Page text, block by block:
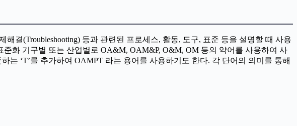
해결(Troubleshooting) 등과 관련된 프로세스, 활동, 도구, 표준 등을 설명할 때 사용
화 기구별 또는 산업별로 OA&M, OAM&P, O&M, OM 등의 약어를 사용하여 사
는 ‘T’를 추가하여 OAMPT 라는 용어를 사용하기도 한다. 각 단어의 의미를 통해